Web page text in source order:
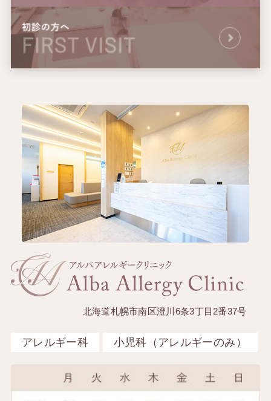
北海道札幌市南区澄川6条3丁目2番37号
アレルギー科 小児科（アレルギーのみ）